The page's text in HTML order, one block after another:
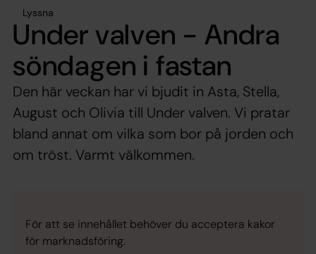
Lyssna
Under valven - Andra
söndagen i fastan
Den här veckan har vi bjudit in Asta, Stella,
August och Olivia till Under valven. Vi pratar
bland annat om vilka som bor på jorden och
om tröst. Varmt välkommen.
För att se innehållet behöver du acceptera kakor
för marknadsföring.